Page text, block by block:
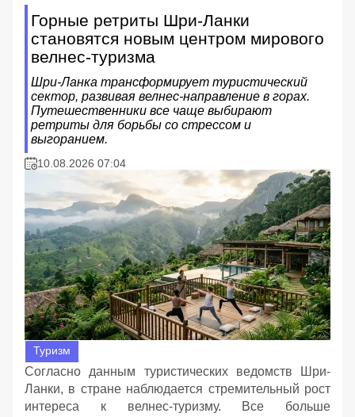
Горные ретриты Шри-Ланки
становятся новым центром мирового
велнес-туризма
Шри-Ланка трансформирует туристический
сектор, развивая велнес-направление в горах.
Путешественники все чаще выбирают
ретриты для борьбы со стрессом и
выгоранием.
10.08.2026 07:04
Туризм
Согласно данным туристических ведомств Шри-
Ланки, в стране наблюдается стремительный рост
интереса к велнес-туризму. Все больше